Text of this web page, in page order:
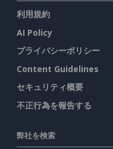
利用規約
AI Policy
プライバシーポリシー
Content Guidelines
セキュリティ概要
不正行為を報告する
弊社を検索